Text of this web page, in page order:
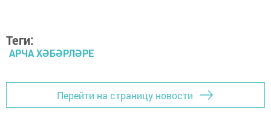
Теги:
АРЧА ХӘБӘРЛӘРЕ
Перейти на страницу новости